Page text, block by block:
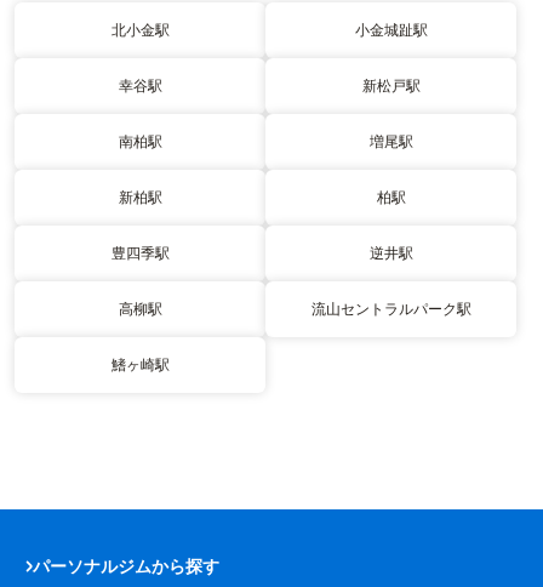
北小金駅 小金城趾駅
幸谷駅 新松戸駅
南柏駅 増尾駅
新柏駅 柏駅
豊四季駅 逆井駅
高柳駅 流山セントラルパーク駅
鰭ヶ崎駅
パーソナルジムから探す